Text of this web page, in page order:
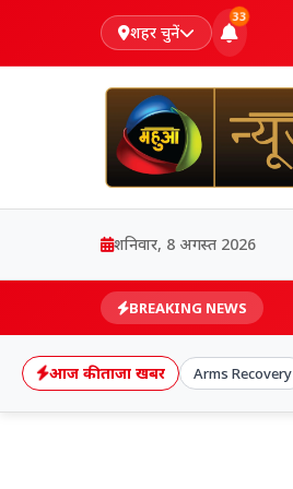
शहर चुनें
33
शनिवार, 8 अगस्त 2026
BREAKING NEWS
आज की ताजा खबर Arms Recovery